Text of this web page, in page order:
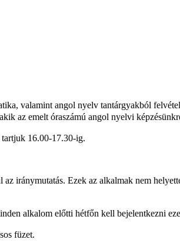
valamint angol nyelv tantárgyakból
az emelt óraszámú angol nyelvi
16.00-17.30-ig.
iránymutatás. Ezek az alkalmak nem
alkalom előtti hétfőn kell bejelentkezni
füzet.